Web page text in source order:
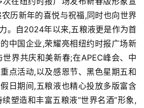
历新年的喜悦与祝福,同时也向世界
。自2024年以来,五粮液更是作为首
中国企业,荣耀亮相纽约时报广场新
界共庆和美新春;在APEC峰会、中
点活动,以及感恩节、黑色星期五和
日期间,五粮液也精心投放多版富含
塑造和丰富五粮液“世界名酒”形象,